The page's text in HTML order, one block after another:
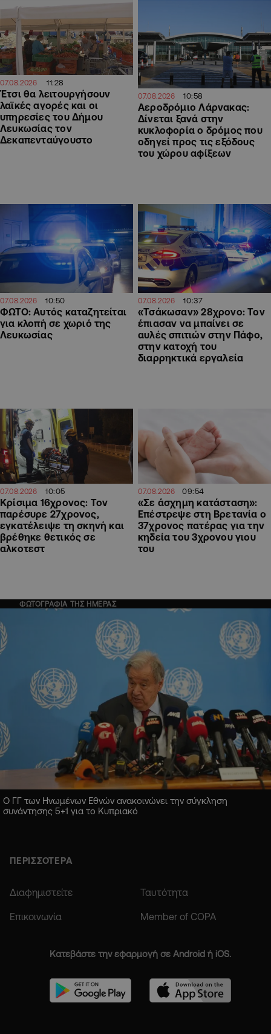
07.08.2026 11:28
Έτσι θα λειτουργήσουν
λαϊκές αγορές και οι
υπηρεσίες του Δήμου
Λευκωσίας τον
Δεκαπενταύγουστο
07.08.2026 10:58
Αεροδρόμιο Λάρνακας:
Δίνεται ξανά στην
κυκλοφορία ο δρόμος που
οδηγεί προς τις εξόδους
του χώρου αφίξεων
07.08.2026 10:50
ΦΩΤΟ: Αυτός καταζητείται
για κλοπή σε χωριό της
Λευκωσίας
07.08.2026 10:37
«Τσάκωσαν» 28χρονο: Τον
έπιασαν να μπαίνει σε
αυλές σπιτιών στην Πάφο,
στην κατοχή του
διαρρηκτικά εργαλεία
07.08.2026 10:05
Κρίσιμα 16χρονος: Τον
παρέσυρε 27χρονος,
εγκατέλειψε τη σκηνή και
βρέθηκε θετικός σε
αλκοτεστ
07.08.2026 09:54
«Σε άσχημη κατάσταση»:
Επέστρεψε στη Βρετανία ο
37χρονος πατέρας για την
κηδεία του 3χρονου γιου
του
ΦΩΤΟΓΡΑΦΙΑ ΤΗΣ ΗΜΕΡΑΣ
Ο ΓΓ των Ηνωμένων Εθνών ανακοινώνει την σύγκληση
συνάντησης 5+1 για το Κυπριακό
ΠΕΡΙΣΣΟΤΕΡΑ
Διαφημιστείτε Ταυτότητα
Επικοινωνία Member of COPA
Κατεβάστε την εφαρμογή σε Android ή iOS.